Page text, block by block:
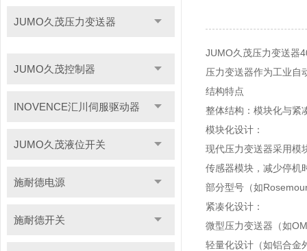
JUMO久茂压力变送器
JUMO久茂控制器
INOVENCE汇川伺服驱动器
JUMO久茂液位开关
施耐德电源
施耐德开关
JUMO久茂压力变送器
压力变送器作为工业自
结构特点
整体结构：模块化与紧
模块化设计：
现代压力变送器采用模
传感器模块，减少停机
部分型号（如
紧凑化设计：
微型压力变送器（如
轻量化设计（如铝合金